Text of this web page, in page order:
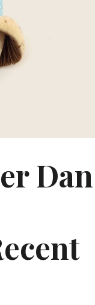
Dan